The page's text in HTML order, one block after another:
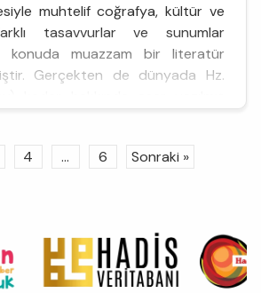
muhtelif coğrafya, kültür ve
tasavvurlar ve sunumlar
konuda muazzam bir literatür
Gerçekten de dünyada Hz.
... 4 ... 6 Sonraki »